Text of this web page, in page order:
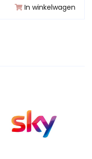
In winkelwagen